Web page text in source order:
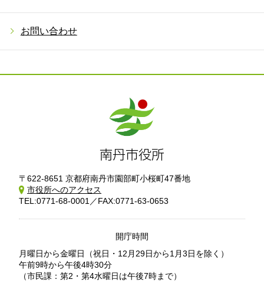
お問い合わせ
〒622-8651 京都府南丹市園部町小桜町47番地
市役所へのアクセス
TEL:0771-68-0001／FAX:0771-63-0653
開庁時間
月曜日から金曜日
（祝日・12月29日から1月3日を除く）
午前9時から午後4時30分
（市民課：第2・第4水曜日は午後7時まで）